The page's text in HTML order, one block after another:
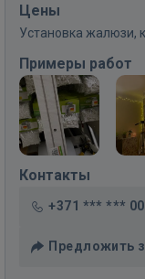
Цены
Установка жалюзи,
Примеры работ
Контакты
+371 *** *** 00
Предложить